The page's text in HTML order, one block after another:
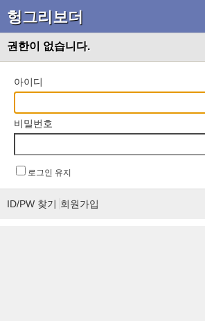
헝그리보더
권한이 없습니다.
아이디
비밀번호
로그인 유지
ID/PW 찾기 회원가입